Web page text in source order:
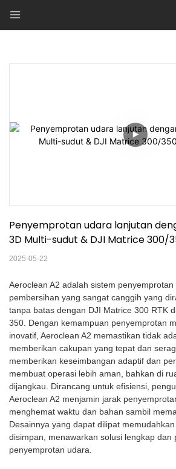
Penyemprotan udara lanjutan
3D Multi-sudut & DJI Matrice 300/
2025-05-22
Aeroclean A2 adalah sistem penyemprotan
pembersihan yang sangat canggih yang
tanpa batas dengan DJI Matrice 300 RTK
350. Dengan kemampuan penyemprotan
inovatif, Aeroclean A2 memastikan tidak
memberikan cakupan yang tepat dan
memberikan keseimbangan adaptif dan
membuat operasi lebih aman, bahkan di
dijangkau. Dirancang untuk efisiensi,
Aeroclean A2 menjamin jarak
menghemat waktu dan bahan sambil
Desainnya yang dapat dilipat
disimpan, menawarkan solusi lengkap dan
penyemprotan udara.